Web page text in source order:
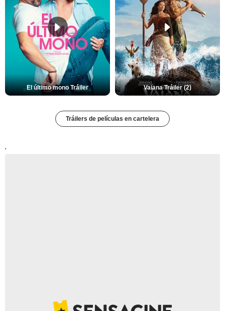
El último mono Tráiler Vaiana Tráiler (2)
Tráilers de películas en cartelera
'